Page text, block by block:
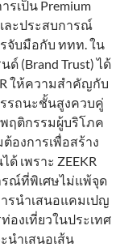
เป็น Premium
ละประสบการณ์
จับมือกับ ททท. ใน
(Brand Trust) ได้
ให้ความสำคัญกับ
รถนะชั้นสูงควบคู่
ฤติกรรมผู้บริโภค
องการเพื่อสร้าง
เพราะ ZEEKR
รณ์ที่พิเศษไม่แพ้จุด
รนำเสนอแคมเปญ
องเที่ยวในประเทศ
นำเสนอเส้น